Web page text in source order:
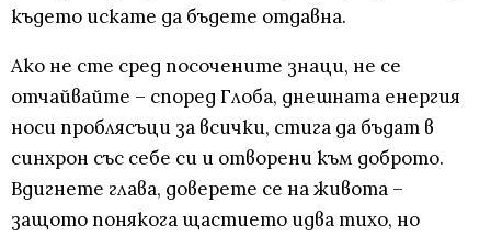
където искате да бъдете отдавна.
Ако не сте сред посочените знаци, не се
отчайвайте – според Глоба, днешната енергия
носи проблясъци за всички, стига да бъдат в
синхрон със себе си и отворени към доброто.
Вдигнете глава, доверете се на живота –
защото понякога щастието идва тихо, но